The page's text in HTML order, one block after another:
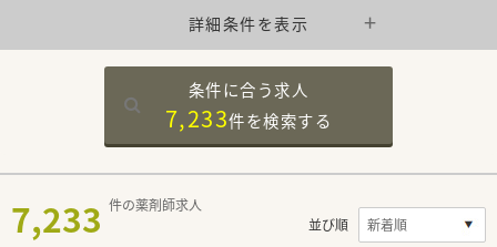
詳細条件を表示
条件に合う求人
7,233件を検索する
7,233 件の薬剤師求人
並び順